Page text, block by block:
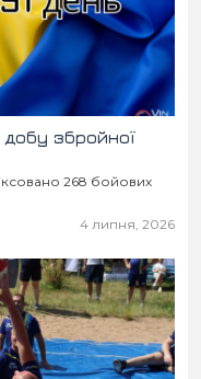
збройної
268 бойових
4 липня, 2026